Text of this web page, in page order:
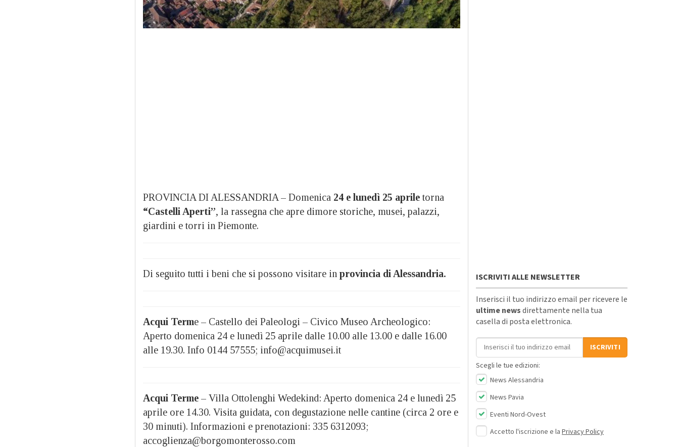
PROVINCIA DI ALESSANDRIA – Domenica 24 e lunedì 25 aprile torna
“Castelli Aperti”, la rassegna che apre dimore storiche, musei, palazzi,
giardini e torri in Piemonte.
Di seguito tutti i beni che si possono visitare in provincia di Alessandria.
Acqui Terme – Castello dei Paleologi – Civico Museo Archeologico:
Aperto domenica 24 e lunedì 25 aprile dalle 10.00 alle 13.00 e dalle 16.00
alle 19.30. Info 0144 57555; info@acquimusei.it
Acqui Terme – Villa Ottolenghi Wedekind: Aperto domenica 24 e lunedì 25
aprile ore 14.30. Visita guidata, con degustazione nelle cantine (circa 2 ore e
30 minuti). Informazioni e prenotazioni: 335 6312093;
accoglienza@borgomonterosso.com
ISCRIVITI ALLE NEWSLETTER
Inserisci il tuo indirizzo email per ricevere le
ultime newsdirettamente nella tua
casella di posta elettronica.
Indirizzo email
ISCRIVITI
Scegli le tue edizioni:
News Alessandria
News Pavia
Eventi Nord-Ovest
Accetto l'iscrizione e la Privacy Policy